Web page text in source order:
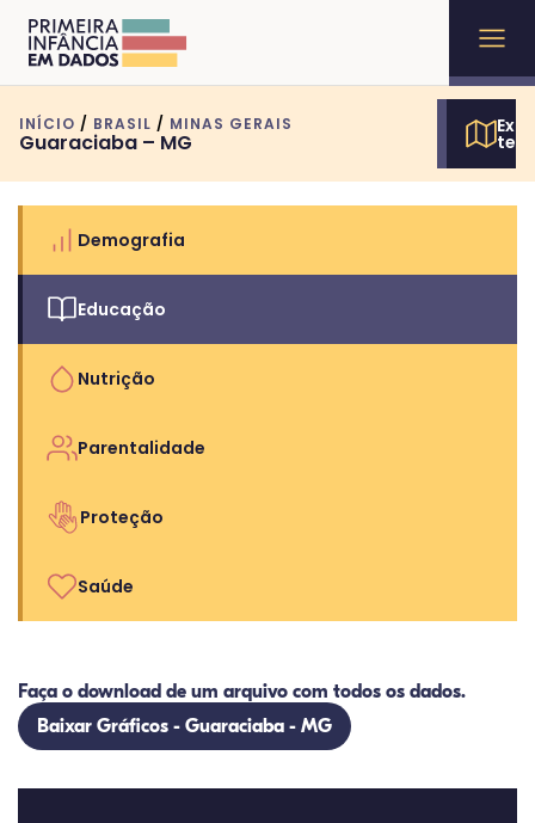
INÍCIO / BRASIL / MINAS GERAIS
Guaraciaba – MG
Demografia
Educação
Nutrição
Parentalidade
Proteção
Saúde
Faça o download de um arquivo com todos os dados.
Baixar Gráficos - Guaraciaba - MG